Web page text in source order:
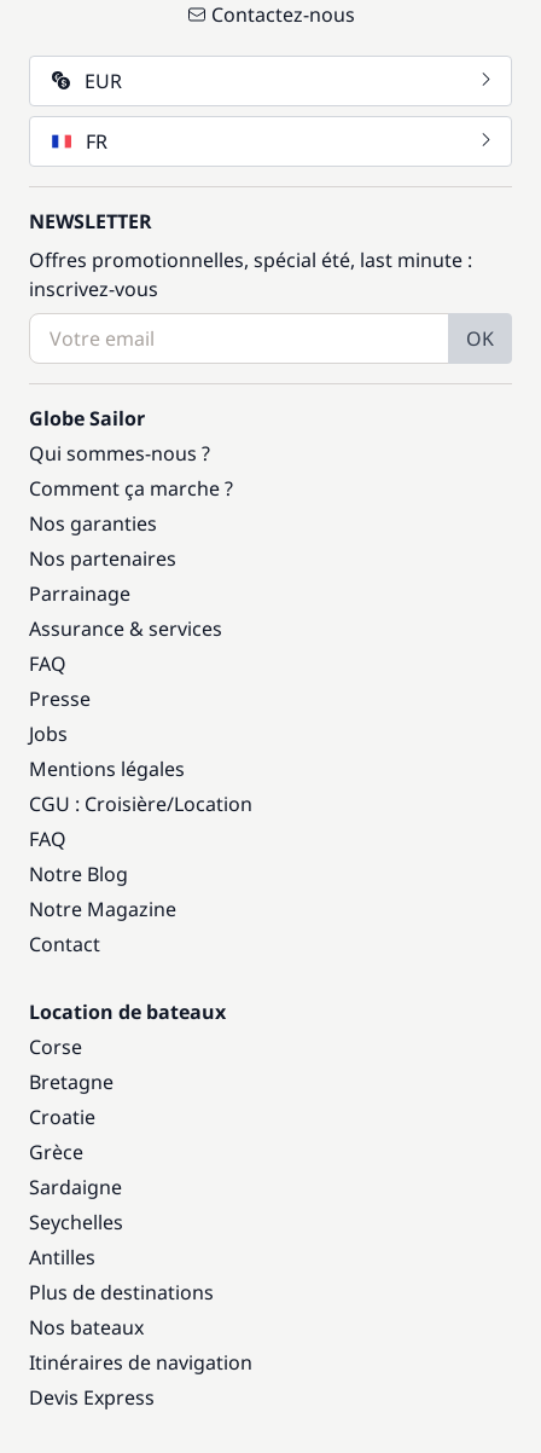
Contactez-nous
EUR
FR
NEWSLETTER
Offres promotionnelles, spécial été, last minute :
inscrivez-vous
OK
Globe Sailor
Qui sommes-nous ?
Comment ça marche ?
Nos garanties
Nos partenaires
Parrainage
Assurance & services
FAQ
Presse
Jobs
Mentions légales
CGU : Croisière/Location
FAQ
Notre Blog
Notre Magazine
Contact
Location de bateaux
Corse
Bretagne
Croatie
Grèce
Sardaigne
Seychelles
Antilles
Plus de destinations
Nos bateaux
Itinéraires de navigation
Devis Express